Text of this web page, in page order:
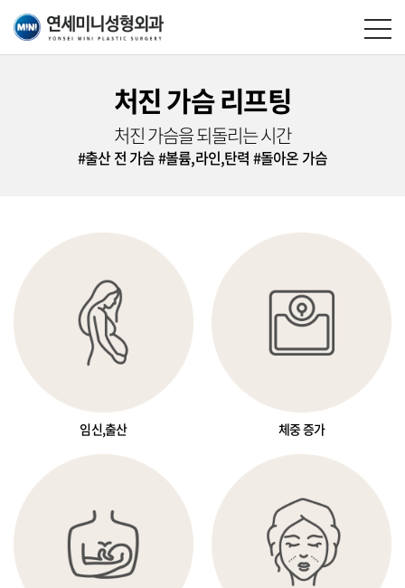
처진 가슴 리프팅
처진 가슴을 되돌리는 시간
#출산 전 가슴#볼륨,라인,탄력 #돌아온 가슴
임신,출산 체중 증가